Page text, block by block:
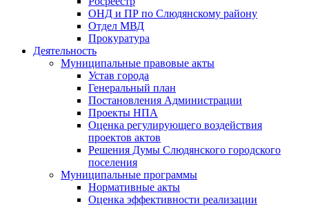
ОНД и ПР по Слюдянскому району
Отдел МВД
Прокуратура
Деятельность
Муниципальные правовые акты
Устав города
Генеральный план
Постановления Администрации
Проекты НПА
Оценка регулирующего воздействия
проектов актов
Решения Думы Слюдянского городского
поселения
Муниципальные программы
Нормативные акты
Оценка эффективности реализации